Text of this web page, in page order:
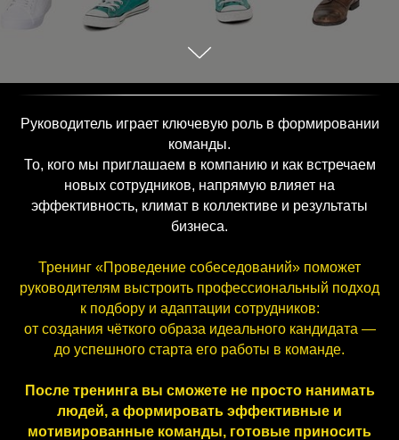
Руководитель играет ключевую роль в формировании
команды.
То, кого мы приглашаем в компанию и как встречаем
новых сотрудников, напрямую влияет на
эффективность, климат в коллективе и результаты
бизнеса.
Тренинг «Проведение собеседований» поможет
руководителям выстроить профессиональный подход
к подбору и адаптации сотрудников:
от создания чёткого образа идеального кандидата —
до успешного старта его работы в команде.
После тренинга вы сможете не просто нанимать
людей, а формировать эффективные и
мотивированные команды, готовые приносить